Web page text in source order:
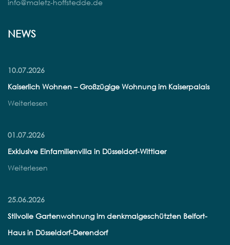
info@maletz-hoffstedde.de
NEWS
10.07.2026
Kaiserlich Wohnen – Großzügige Wohnung im Kaiserpalais
Weiterlesen
01.07.2026
Exklusive Einfamilienvilla in Düsseldorf-Wittlaer
Weiterlesen
25.06.2026
Stilvolle Gartenwohnung im denkmalgeschützten Belfort-
Haus in Düsseldorf-Derendorf